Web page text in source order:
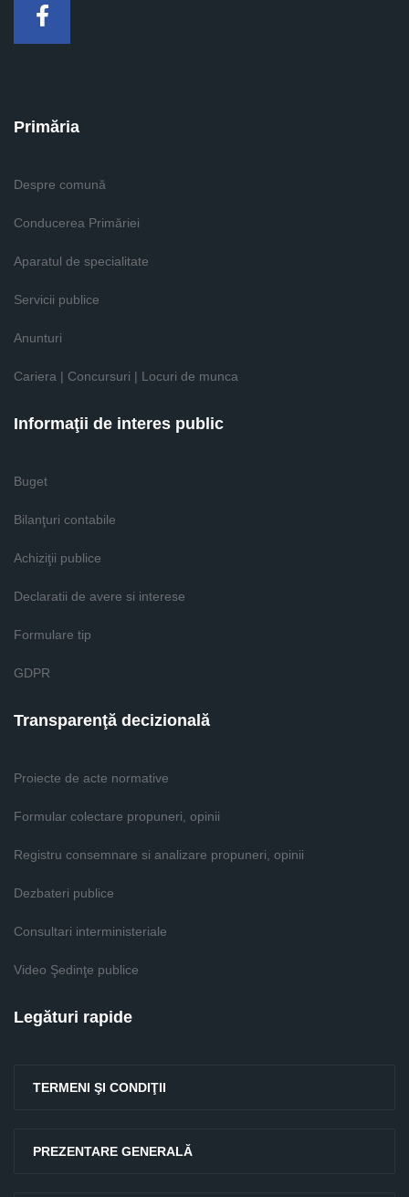
Facebook
Primăria
Despre comună
Conducerea Primăriei
Aparatul de specialitate
Servicii publice
Anunturi
Cariera | Concursuri | Locuri de munca
Informaţii de interes public
Buget
Bilanţuri contabile
Achiziţii publice
Declaratii de avere si interese
Formulare tip
GDPR
Transparenţă decizională
Proiecte de acte normative
Formular colectare propuneri, opinii
Registru consemnare si analizare propuneri, opinii
Dezbateri publice
Consultari interministeriale
Video Şedinţe publice
Legături rapide
TERMENI ŞI CONDIŢII
PREZENTARE GENERALĂ